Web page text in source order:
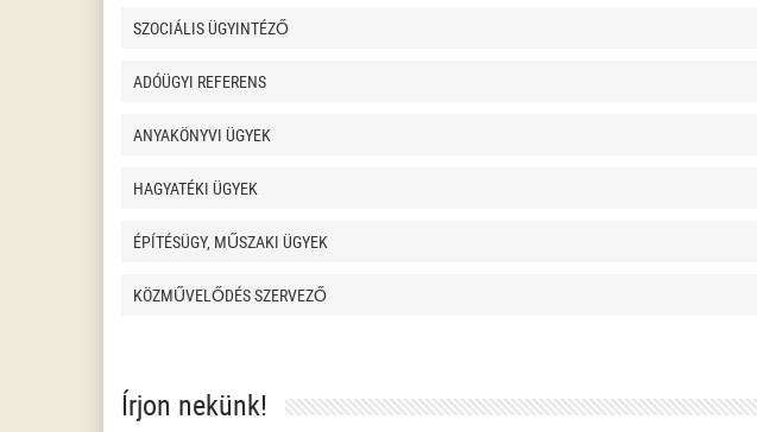
SZOCIÁLIS ÜGYINTÉZŐ
ADÓÜGYI REFERENS
ANYAKÖNYVI ÜGYEK
HAGYATÉKI ÜGYEK
ÉPÍTÉSÜGY, MŰSZAKI ÜGYEK
KÖZMŰVELŐDÉS SZERVEZŐ
Írjon nekünk!